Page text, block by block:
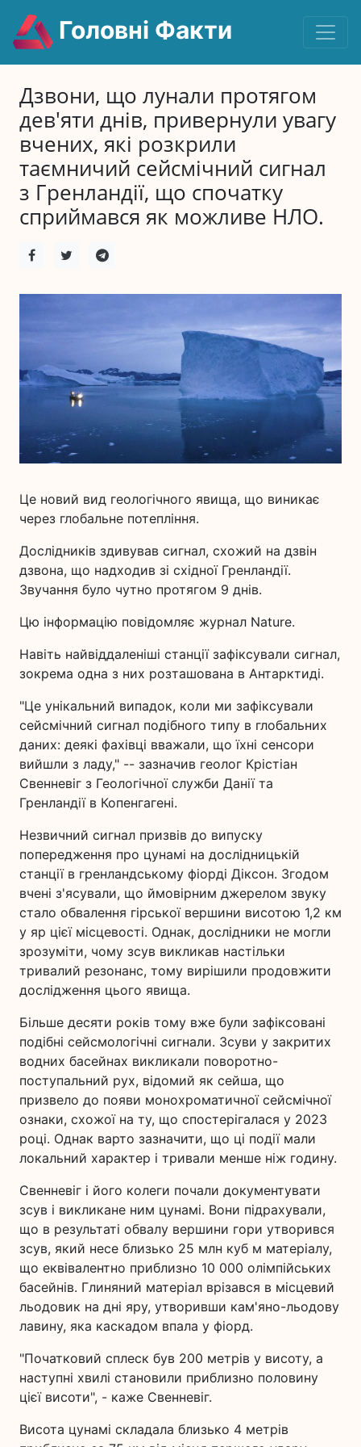
Головні Факти
Дзвони, що лунали протягом
дев'яти днів, привернули увагу
вчених, які розкрили
таємничий сейсмічний сигнал
з Гренландії, що спочатку
сприймався як можливе НЛО.
Це новий вид геологічного явища, що виникає
через глобальне потепління.
Дослідників здивував сигнал, схожий на дзвін
дзвона, що надходив зі східної Гренландії.
Звучання було чутно протягом 9 днів.
Цю інформацію повідомляє журнал Nature.
Навіть найвіддаленіші станції зафіксували сигнал,
зокрема одна з них розташована в Антарктиді.
"Це унікальний випадок, коли ми зафіксували
сейсмічний сигнал подібного типу в глобальних
даних: деякі фахівці вважали, що їхні сенсори
вийшли з ладу," -- зазначив геолог Крістіан
Свенневіг з Геологічної служби Данії та
Гренландії в Копенгагені.
Незвичний сигнал призвів до випуску
попередження про цунамі на дослідницькій
станції в гренландському фіорді Діксон. Згодом
вчені з'ясували, що ймовірним джерелом звуку
стало обвалення гірської вершини висотою 1,2 км
у яр цієї місцевості. Однак, дослідники не могли
зрозуміти, чому зсув викликав настільки
тривалий резонанс, тому вирішили продовжити
дослідження цього явища.
Більше десяти років тому вже були зафіксовані
подібні сейсмологічні сигнали. Зсуви у закритих
водних басейнах викликали поворотно-
поступальний рух, відомий як сейша, що
призвело до появи монохроматичної сейсмічної
ознаки, схожої на ту, що спостерігалася у 2023
році. Однак варто зазначити, що ці події мали
локальний характер і тривали менше ніж годину.
Свенневіг і його колеги почали документувати
зсув і викликане ним цунамі. Вони підрахували,
що в результаті обвалу вершини гори утворився
зсув, який несе близько 25 млн куб м матеріалу,
що еквівалентно приблизно 10 000 олімпійських
басейнів. Глиняний матеріал врізався в місцевий
льодовик на дні яру, утворивши кам'яно-льодову
лавину, яка каскадом впала у фіорд.
"Початковий сплеск був 200 метрів у висоту, а
наступні хвилі становили приблизно половину
цієї висоти", - каже Свенневіг.
Висота цунамі складала близько 4 метрів